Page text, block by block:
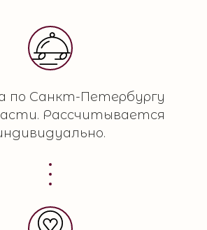
по Санкт-Петербургу
Рассчитывается